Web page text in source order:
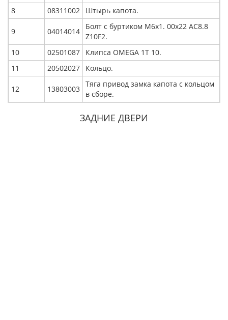
8
08311002 Штырь капота.
9 04014014
Болт с буртиком M6x1. 00x22 AC8.8
Z10F2.
10
02501087
Клипса OMEGA 1T 10.
11
20502027 Кольцо.
12 13803003
Тяга привод замка капота с кольцом
в сборе.
ЗАДНИЕ ДВЕРИ